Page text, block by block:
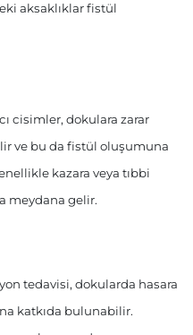
aksaklıklar fistül
cisimler, dokulara zarar
ve bu da fistül oluşumuna
kazara veya tıbbi
meydana gelir.
tedavisi, dokularda hasara
katkıda bulunabilir.